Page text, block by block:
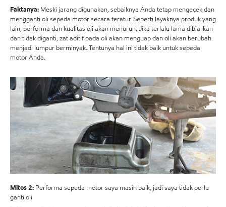
Faktanya: Meski jarang digunakan, sebaiknya Anda tetap mengecek dan
mengganti oli sepeda motor secara teratur. Seperti layaknya produk yang
lain, performa dan kualitas oli akan menurun. Jika terlalu lama dibiarkan
dan tidak diganti, zat aditif pada oli akan menguap dan oli akan berubah
menjadi lumpur berminyak. Tentunya hal ini tidak baik untuk sepeda
motor Anda.
Mitos 2: Performa sepeda motor saya masih baik, jadi saya tidak perlu
ganti oli